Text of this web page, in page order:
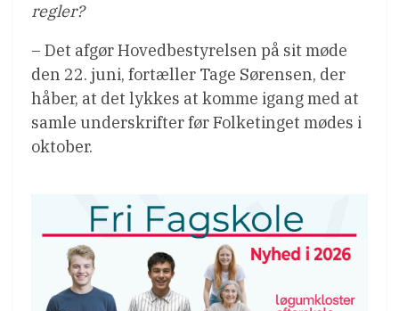
regler?
– Det afgør Hovedbestyrelsen på sit møde
den 22. juni, fortæller Tage Sørensen, der
håber, at det lykkes at komme igang med at
samle underskrifter før Folketinget mødes i
oktober.